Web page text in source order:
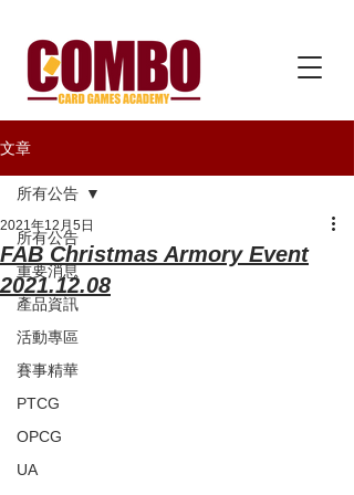
文章
所有公告
重要消息
產品資訊
活動專區
賽事精華
PTCG
OPCG
UA
所有公告
FAB Christmas Armory Event
2021.12.08
2021年12月5日